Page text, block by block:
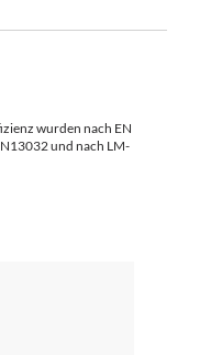
wurden nach EN
und nach LM-